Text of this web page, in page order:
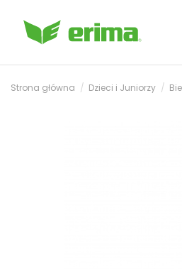
Strona główna Dzieci i Juniorzy